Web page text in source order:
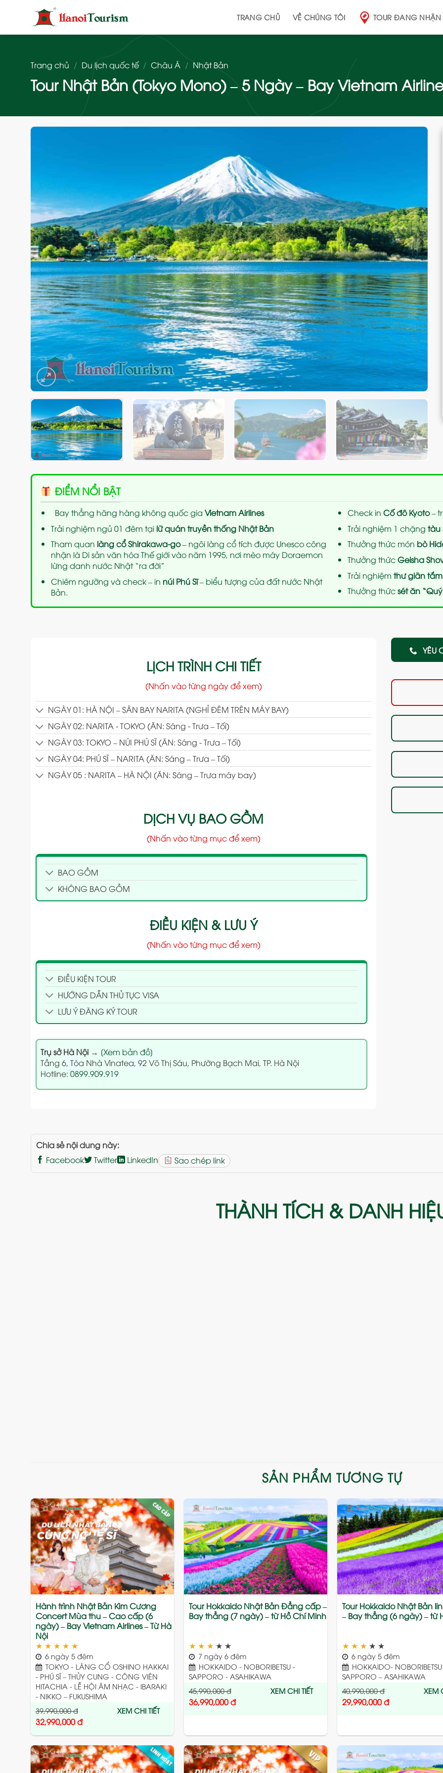
dung
TRANG CHỦ VỀ CHÚNG TÔI TOUR ĐANG
Trang chủ / Du lịch quốc tế / Châu Á / Nhật Bản
Tour Nhật Bản (Tokyo Mono) – 5 Ngày – Bay Vietnam
ĐIỂM NỔI BẬT
Bay thẳng hãng hàng không quốc gia Vietnam Airlines
Trải nghiệm ngủ 01 đêm tại lữ quán truyền thống Nhật Bản
Tham quan làng cổ Shirakawa-go– ngôi làng cổ tích được Unesco công
nhận là Di sản văn hóa Thế giới vào năm 1995, nơi mèo máy Doraemon
lừng danh nước Nhật “ra đời”
Chiêm ngưỡng và check – in núi Phú Sĩ– biểu tượng của đất nước Nhật
Bản.
Check in Cố đô Kyoto–
Trải nghiệm 1 chặng tàu
Thưởng thức món bò
Thưởng thứcGeisha
Trải nghiệm thư giãn
Thưởng thứcsét ăn
LỊCH TRÌNH CHI TIẾT
(Nhấn vào từng ngày để xem)
NGÀY 01: HÀ NỘI – SÂN BAY NARITA (NGHỈ ĐÊM TRÊN MÁY BAY)
NGÀY 02: NARITA - TOKYO (ĂN: Sáng - Trưa – Tối)
NGÀY 03: TOKYO – NÚI PHÚ SĨ (ĂN: Sáng - Trưa – Tối)
NGÀY 04: PHÚ SĨ – NARITA (ĂN: Sáng – Trưa – Tối)
NGÀY 05 : NARITA – HÀ NỘI (ĂN: Sáng – Trưa máy bay)
DỊCH VỤ BAO GỒM
(Nhấn vào từng mục để xem)
BAO GỒM
KHÔNG BAO GỒM
ĐIỀU KIỆN & LƯU Ý
(Nhấn vào từng mục để xem)
ĐIỀU KIỆN TOUR
HƯỚNG DẪN THỦ TỤC VISA
LƯU Ý ĐĂNG KÝ TOUR
Trụ sở Hà Nội→ [Xem bản đồ]
Tầng 6, Tòa Nhà Vinatea, 92 Võ Thị Sáu, Phường Bạch Mai, TP. Hà Nội
Hotline: 0899.909.919
YÊU
Chia sẻ nội dung này:
Facebook
Twitter LinkedIn Sao chép link
THÀNH TÍCH & DANH
SẢN PHẨM TƯƠNG TỰ
Add
to
wishlist
Hành trình Nhật Bản Kim Cương
Concert Mùa thu – Cao cấp (6
ngày) – Bay Vietnam Airlines – Từ Hà
Nội
★ ★ ★ ★ ★
6 ngày 5 đêm
TOKYO - LÀNG CỔ OSHINO HAKKAI
- PHÚ SĨ – THỦY CUNG - CÔNG VIÊN
HITACHIA - LỄ HỘI ÂM NHẠC - IBARAKI
- NIKKO – FUKUSHIMA
39,990,000đ
32,990,000đ
XEM CHI TIẾT
Add
to
wishlist
Tour Hokkaido Nhật Bản Đẳng cấp –
Bay thẳng (7 ngày) – từ Hồ Chí Minh
★ ★ ★ ★ ★
7 ngày 6 đêm
HOKKAIDO - NOBORIBETSU -
SAPPORO - ASAHIKAWA
45,990,000đ
36,990,000đ
XEM CHI TIẾT
Tour Hokkaido Nhật Bản
– Bay thẳng (6 ngày) – từ
★ ★ ★ ★ ★
6 ngày 5 đêm
HOKKAIDO-
SAPPORO – ASAHIKAWA
40,990,000đ
29,990,000đ
XEM